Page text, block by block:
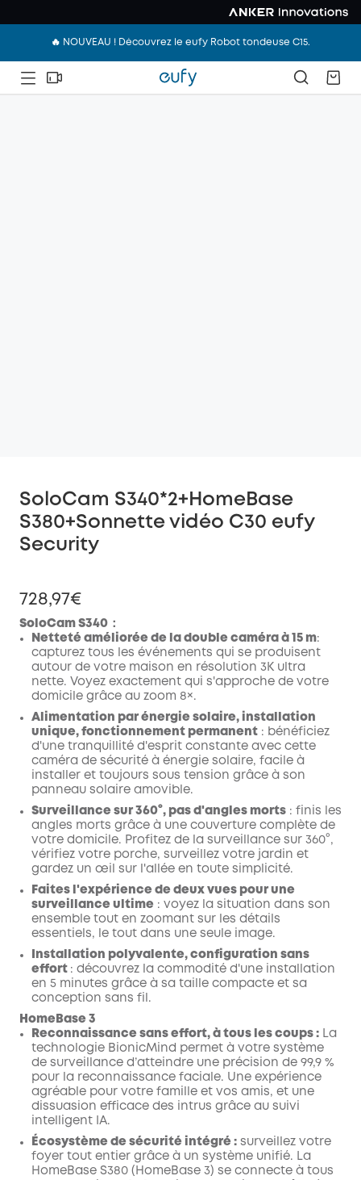
🔥 NOUVEAU ! Découvrez le eufy Robot tondeuse C15.
SoloCam S340*2+HomeBase
S380+Sonnette vidéo C30 eufy
Security
728,97€
SoloCam S340：
Netteté améliorée de la double caméra à 15 m:
capturez tous les événements qui se produisent
autour de votre maison en résolution 3K ultra
nette. Voyez exactement qui s'approche de votre
domicile grâce au zoom 8×.
Alimentation par énergie solaire, installation
unique, fonctionnement permanent : bénéficiez
d'une tranquillité d'esprit constante avec cette
caméra de sécurité à énergie solaire, facile à
installer et toujours sous tension grâce à son
panneau solaire amovible.
Surveillance sur 360°, pas d'angles morts : finis les
angles morts grâce à une couverture complète de
votre domicile. Profitez de la surveillance sur 360°,
vérifiez votre porche, surveillez votre jardin et
gardez un œil sur l'allée en toute simplicité.
Faites l'expérience de deux vues pour une
surveillance ultime : voyez la situation dans son
ensemble tout en zoomant sur les détails
essentiels, le tout dans une seule image.
Installation polyvalente, configuration sans
effort : découvrez la commodité d'une installation
en 5 minutes grâce à sa taille compacte et sa
conception sans fil.
HomeBase 3
Reconnaissance sans effort, à tous les coups : La
technologie BionicMind permet à votre système
de surveillance d’atteindre une précision de 99,9 %
pour la reconnaissance faciale. Une expérience
agréable pour votre famille et vos amis, et une
dissuasion efficace des intrus grâce au suivi
intelligent IA.
Écosystème de sécurité intégré : surveillez votre
foyer tout entier grâce à un système unifié. La
HomeBase S380 (HomeBase 3) se connecte à tous